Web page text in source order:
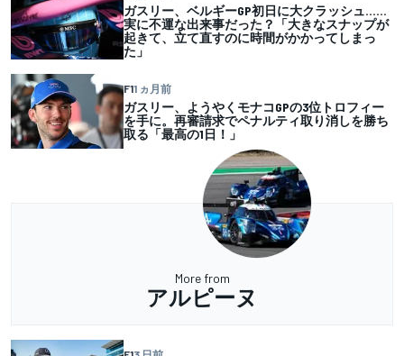
ガスリー、ベルギーGP初日に大クラッシュ……
実に不運な出来事だった？「大きなスナップが
起きて、立て直すのに時間がかかってしまっ
た」
F11 ヵ月前
ガスリー、ようやくモナコGPの3位トロフィー
を手に。再審請求でペナルティ取り消しを勝ち
取る「最高の1日！」
More from
アルピーヌ